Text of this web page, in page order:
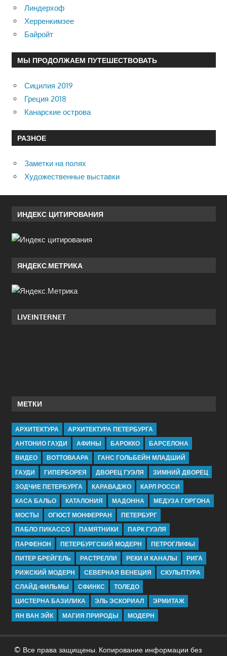
Линдерхоф
Херренкимзее
Байройт
МЫ ПРОДОЛЖАЕМ ПУТЕШЕСТВОВАТЬ
Сицилия 2019
Греция 2018
Канарские острова
РАЗНОЕ
Заметки на полях
Художественные выставки
ИНДЕКС ЦИТИРОВАНИЯ
ЯНДЕКС.МЕТРИКА
LIVEINTERNET
МЕТКИ
АРХИТЕКТУРА
АРХИТЕКТУРА ПЕТЕРБУРГА
АНТОНИО ГАУДИ
АФИНЫ БАРОККО
БАРСЕЛОНА
ВИДЕО
ВОТТОВААРА
ГАНС ГОЛЬБЕЙН МЛАДШИЙ
ГАУДИ
ГИПЕРБОРЕЯ ДВОРЕЦ ГУЭЛЯ
ЗИМНИЙ ДВОРЕЦ
ЗОДЧИЕ ПЕТЕРБУРГА
КАРАВАДЖО
КАРЛ РОССИ
КАСА БАЛЬО
КАТАЛОНИЯ МАДОННА
МЕДУЗА ГОРГОНА
МОСТЫ
ОГЮСТ МОНФЕРРАН
ПЕТЕРБУРГ
ПАБЛО ПИКАССО
ПАМЯТНИКИ
ПАРК ГУЭЛЯ
ПАРФЕНОН
ПЕТЕРБУРГСКИЙ МОДЕРН
ПЕТРОГЛИФЫ
ПИТЕР БРЕЙГЕЛЬ
РАСТРЕЛЛИ РЕКИ И КАНАЛЫ
РИГА
РИЖСКИЙ МОДЕРН
СЕВЕРНАЯ ВЕНЕЦИЯ
СКУЛЬПТУРА
СЛАЙД-ФИЛЬМЫ
СФИНКС
ТОЛЕДО
ЦИСТЕРНА БАЗИЛИКА
ЭЛЬ ЭСКОРИАЛ
ЭРМИТАЖ
ЯН ВАН ЭЙК
МАГИЯ ПРИРОДЫ МОДЕРН
© Все права защищены. Копирование информации без